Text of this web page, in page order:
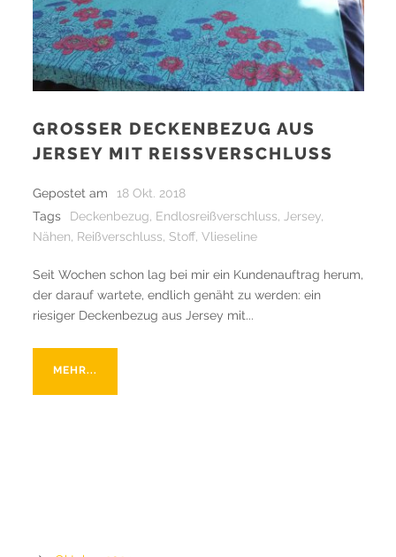
GROSSER DECKENBEZUG AUS J
ERSEY MIT REISSVERSCHLUSS
Gepostet am
18 Okt. 2018
Tags
Deckenbezug, Endlosreißverschluss, Jersey,
Nähen, Reißverschluss, Stoff, Vlieseline
Seit Wochen schon lag bei mir ein Kundenauftrag herum,
der darauf wartete, endlich genäht zu werden: ein
riesiger Deckenbezug aus Jersey mit...
MEHR...